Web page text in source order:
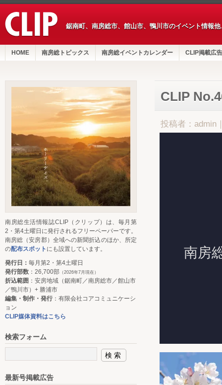
鋸南町、南房総市、館山市、鴨川市のイベント情報
HOME 南房総トピックス 南房総イベントカレンダー CLIP掲載広告
CLIP
投稿者：admin
南房総生活情報誌CLIP（クリップ）は、毎月第
2・第4土曜日に発行されるフリーペーパーです。
南房総（安房郡）全域への新聞折込のほか、所定
の配布スポット にも設置しています。
発行日： 毎月第2・第4土曜日
発行部数 ：26,700部 （2026年7月現在）
折込範囲 ：安房地域（鋸南町／南房総市／館山市
／鴨川市）+ 勝浦市
編集・制作・発行：有限会社コアコミュニケーシ
ョン
CLIP媒体資料はこちら
検索フォーム
最新号掲載広告